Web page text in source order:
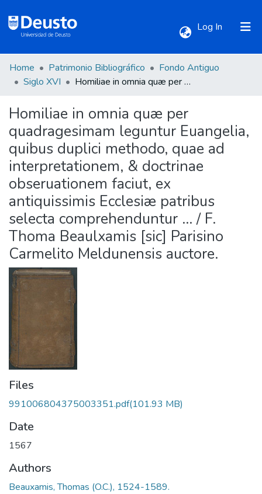
Log In (current)
Communities & Collections
All of DSpace
Statistics
Home Patrimonio Bibliográfico
Fondo Antiguo
Siglo XVI
Homiliae in omnia quæ per quadragesimam leguntur Euangelia, quibus duplici methodo, quae ad interpretationem, & doctrinae obseruationem faciut, ex antiquissimis Ecclesiæ patribus selecta comprehenduntur ... / F. Thoma Beaulxamis [sic] Parisino Carmelito Meldunensis auctore.
Homiliae in omnia quæ per
quadragesimam leguntur Euangelia,
quibus duplici methodo, quae ad
interpretationem, & doctrinae
obseruationem faciut, ex
antiquissimis Ecclesiæ patribus
selecta comprehenduntur ... / F.
Thoma Beaulxamis [sic] Parisino
Carmelito Meldunensis auctore.
Files
991006804375003351.pdf(101.93 MB)
Date
1567
Authors
Beauxamis, Thomas (O.C.), 1524-1589.